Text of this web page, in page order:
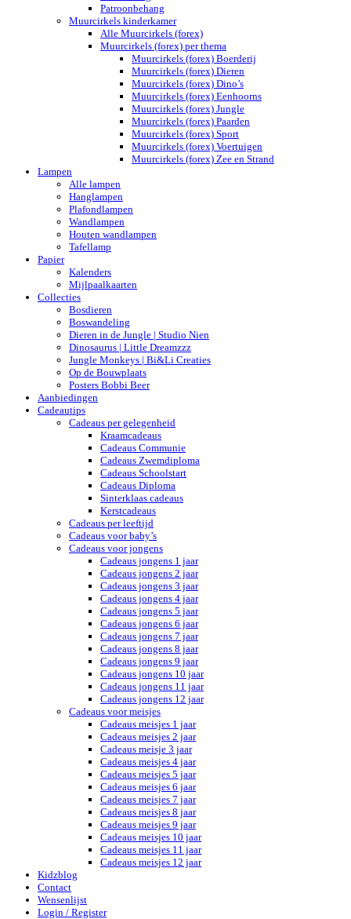
Patroonbehang
Muurcirkels kinderkamer
Alle Muurcirkels (forex)
Muurcirkels (forex) per thema
Muurcirkels (forex) Boerderij
Muurcirkels (forex) Dieren
Muurcirkels (forex) Dino’s
Muurcirkels (forex) Eenhoorns
Muurcirkels (forex) Jungle
Muurcirkels (forex) Paarden
Muurcirkels (forex) Sport
Muurcirkels (forex) Voertuigen
Muurcirkels (forex) Zee en Strand
Lampen
Alle lampen
Hanglampen
Plafondlampen
Wandlampen
Houten wandlampen
Tafellamp
Papier
Kalenders
Mijlpaalkaarten
Collecties
Bosdieren
Boswandeling
Dieren in de Jungle | Studio Nien
Dinosaurus | Little Dreamzzz
Jungle Monkeys | Bi&Li Creaties
Op de Bouwplaats
Posters Bobbi Beer
Aanbiedingen
Cadeautips
Cadeaus per gelegenheid
Kraamcadeaus
Cadeaus Communie
Cadeaus Zwemdiploma
Cadeaus Schoolstart
Cadeaus Diploma
Sinterklaas cadeaus
Kerstcadeaus
Cadeaus per leeftijd
Cadeaus voor baby’s
Cadeaus voor jongens
Cadeaus jongens 1 jaar
Cadeaus jongens 2 jaar
Cadeaus jongens 3 jaar
Cadeaus jongens 4 jaar
Cadeaus jongens 5 jaar
Cadeaus jongens 6 jaar
Cadeaus jongens 7 jaar
Cadeaus jongens 8 jaar
Cadeaus jongens 9 jaar
Cadeaus jongens 10 jaar
Cadeaus jongens 11 jaar
Cadeaus jongens 12 jaar
Cadeaus voor meisjes
Cadeaus meisjes 1 jaar
Cadeaus meisjes 2 jaar
Cadeaus meisje 3 jaar
Cadeaus meisjes 4 jaar
Cadeaus meisjes 5 jaar
Cadeaus meisjes 6 jaar
Cadeaus meisjes 7 jaar
Cadeaus meisjes 8 jaar
Cadeaus meisjes 9 jaar
Cadeaus meisjes 10 jaar
Cadeaus meisjes 11 jaar
Cadeaus meisjes 12 jaar
Kidzblog
Contact
Wensenlijst
Login / Register